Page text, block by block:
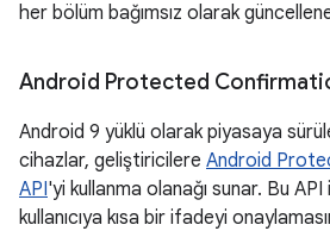
her bölüm bağımsız olarak
Android Protected
Android 9 yüklü olarak piyasaya
cihazlar, geliştiricilere Android
API'yi kullanma olanağı sunar. Bu
kullanıcıya kısa bir ifadeyi